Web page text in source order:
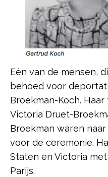
Eén van de mensen,
behoed voor
Broekman-Koch.
Victoria Druet-
Broekman waren
voor de ceremonie.
Staten en Victoria
Parijs.